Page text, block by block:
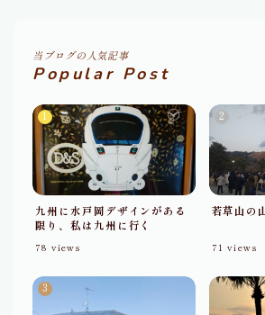
詐欺
プロフィール
プライバシーポリシー・免責事項
お問い合わせ
当ブログの人気記事
Popular Post
九州に水戸岡デザインがある
限り、私は九州に行く
78 views
若草山の
71 views